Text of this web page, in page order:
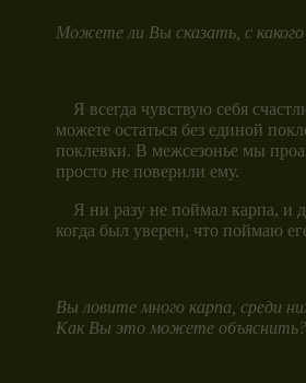
Можете ли Вы сказать, с
Я всегда чувствую себя
можете остаться без единой
поклевки. В межсезонье мы
просто не поверили ему.
Я ни разу не поймал карпа, и
когда был уверен, что поймаю
Вы ловите много карпа, среди
Как Вы это можете объяснить?